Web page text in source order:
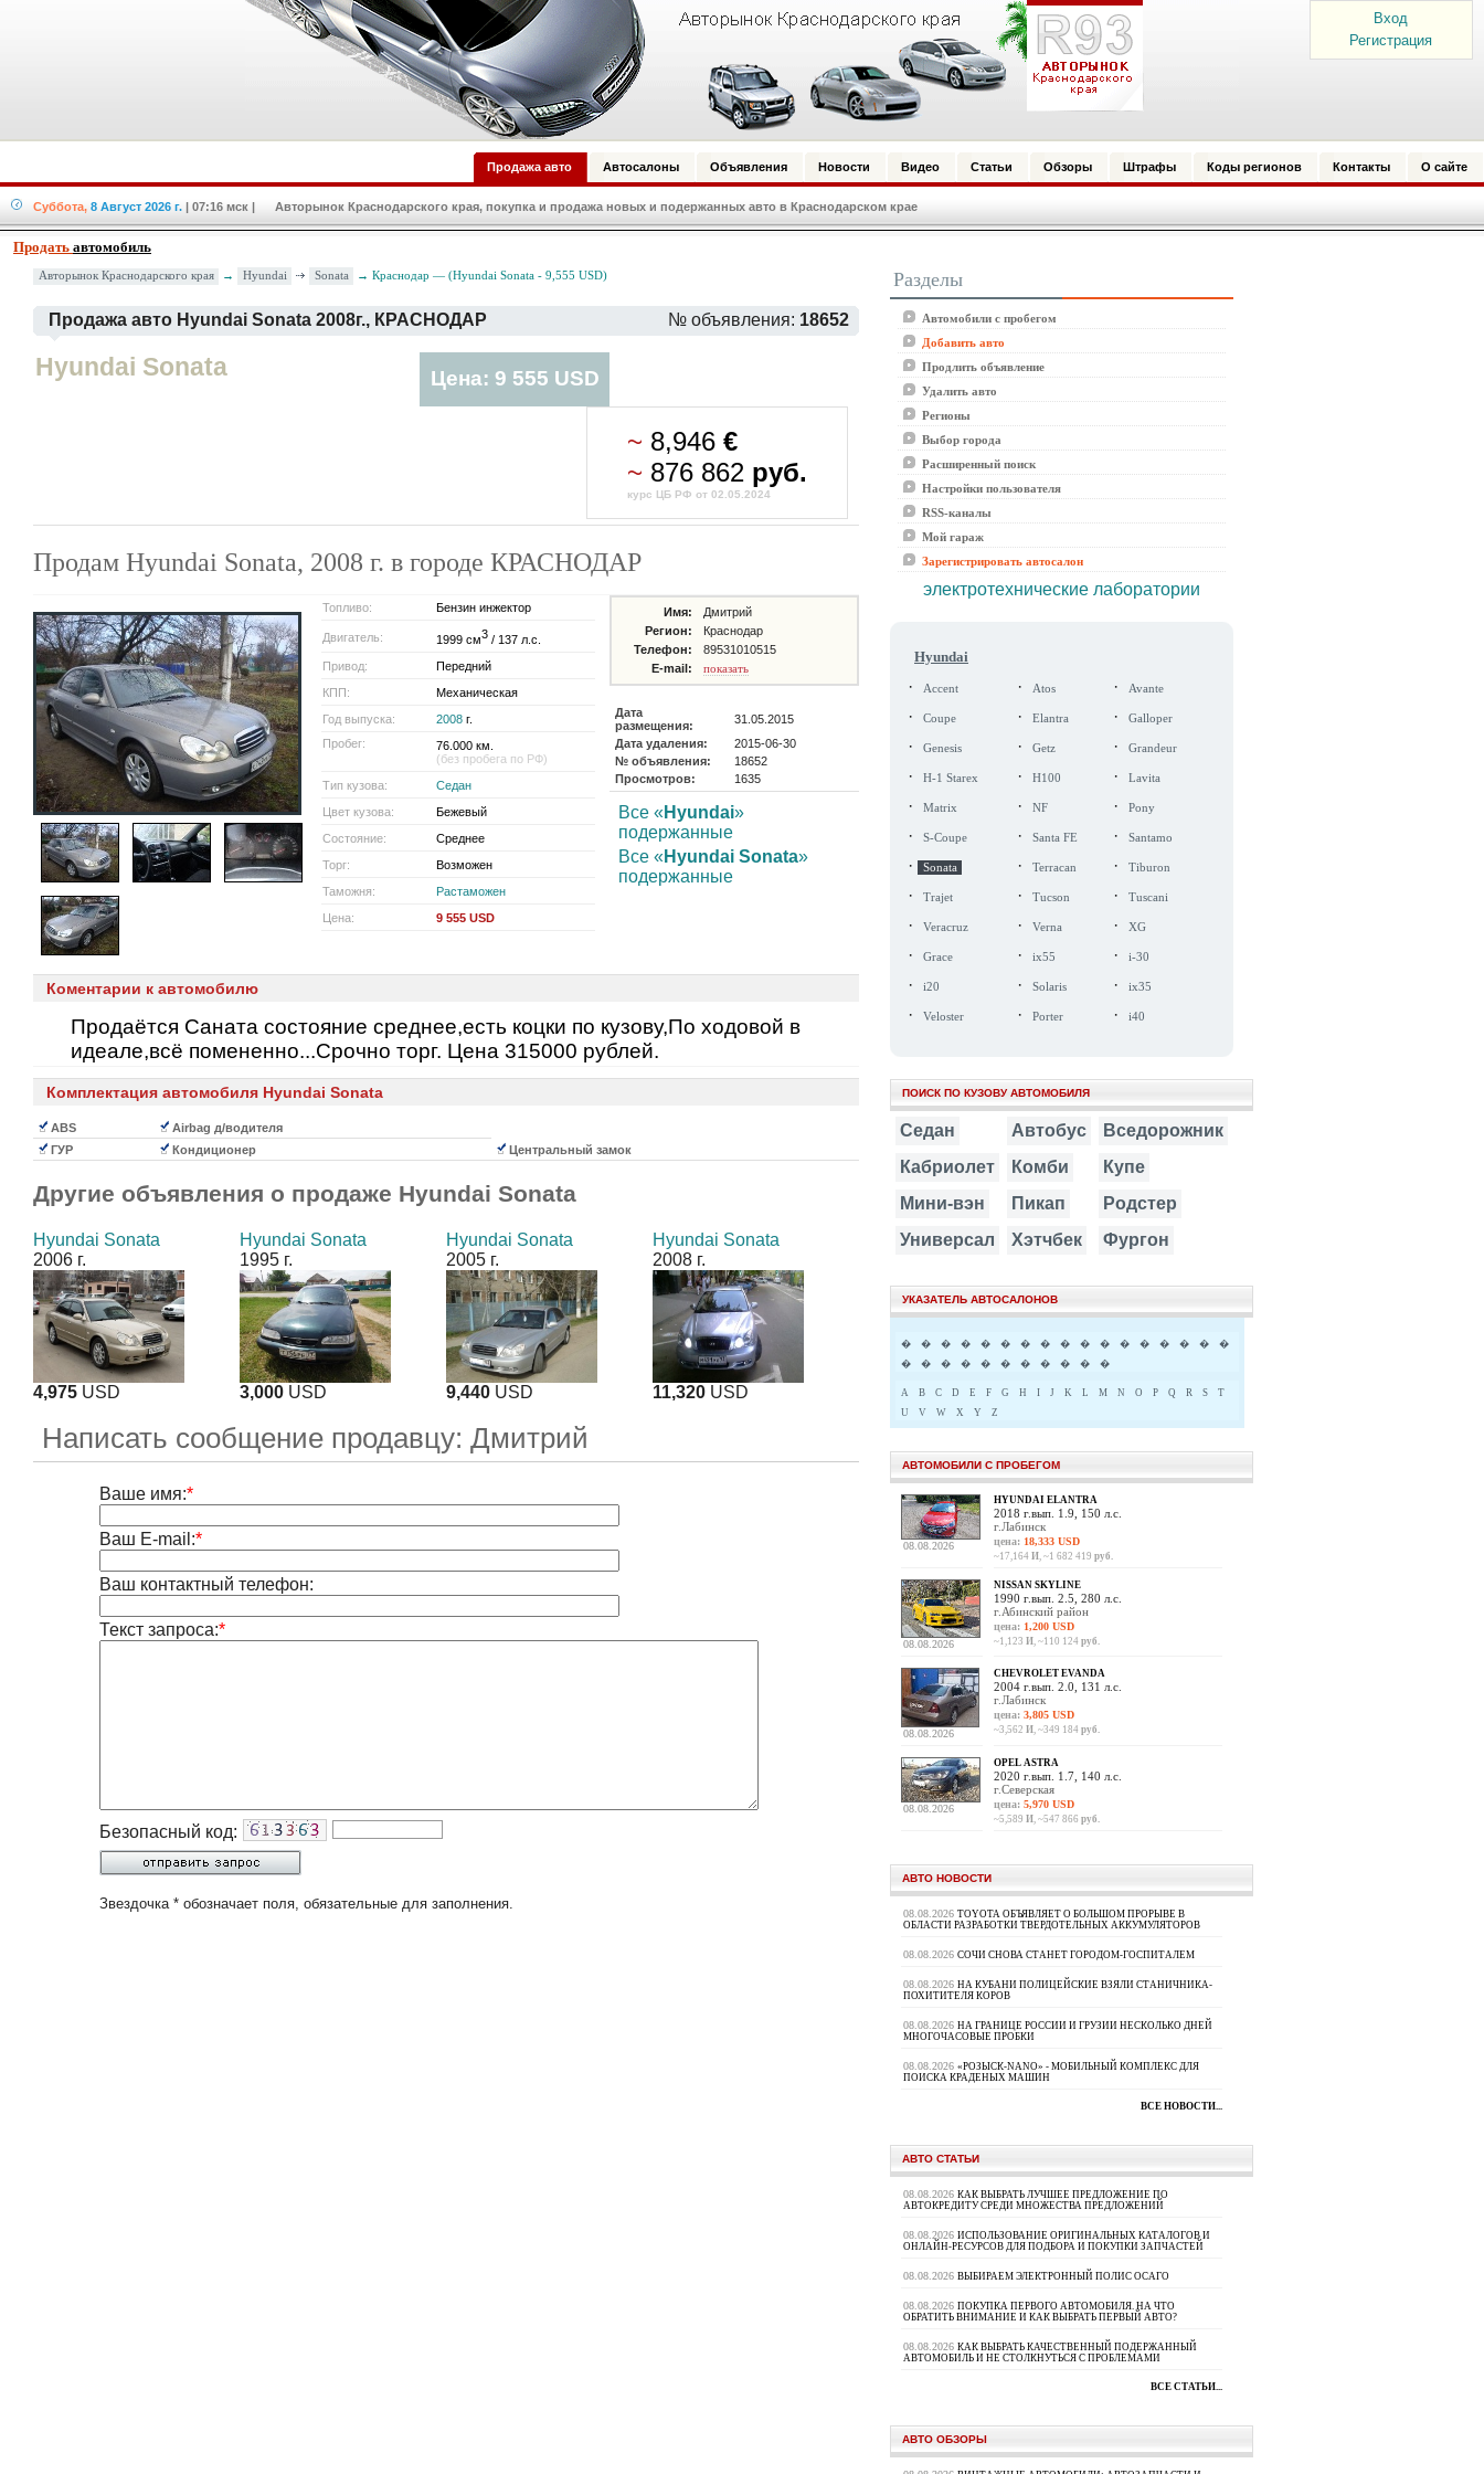
Вход
Регистрация
Продажа авто Автосалоны Объявления Новости Видео Статьи Обзоры Штрафы Коды регионов Контакты О сайте
Суббота, 8 Август 2026 г. | 07:16 мск | Авторынок Краснодарского края, покупка и продажа новых и подержанных авто в Краснодарском крае
Продать автомобиль
Авторынок Краснодарского края → Hyundai Sonata → Краснодар — (Hyundai Sonata - 9,555 USD)
Продажа авто Hyundai Sonata 2008г., КРАСНОДАР № объявления: 18652
Hyundai Sonata Цена: 9 555 USD
~ 8,946€
~ 876 862 руб.
курс ЦБ РФ от 02.05.2024
Продам Hyundai Sonata, 2008 г. в городе КРАСНОДАР
Топливо: Бензин инжектор
Двигатель: 1999 см3 / 137 л.с.
Привод:
Передний
КПП:
Механическая
Год выпуска:
2008 г.
Пробег:
76.000 км.
(без пробега по РФ)
Тип кузова:
Седан
Цвет кузова:
Бежевый
Состояние:
Среднее
Торг:
Возможен
Таможня:
Растаможен
Цена:
9 555 USD
Имя:
Дмитрий
Регион:
Краснодар
Телефон:
89531010515
E-mail:
показать
Дата
размещения:
31.05.2015
Дата удаления:
2015-06-30
№ объявления:
18652
Просмотров:
1635
Все « Hyundai»
подержанные
Все « Hyundai Sonata»
подержанные
Коментарии к автомобилю
Продаётся Саната состояние среднее,есть коцки по кузову,По ходовой в
идеале,всё помененно...Срочно торг. Цена 315000 рублей.
Комплектация автомобиля Hyundai Sonata
ABS
Airbag д/водителя
ГУР
Кондиционер Центральный замок
Другие объявления о продаже Hyundai Sonata
Hyundai Sonata
2006 г.
4,975 USD
Hyundai Sonata
1995 г.
3,000 USD
Hyundai Sonata
2005 г.
9,440 USD
Hyundai Sonata
2008 г.
11,320 USD
Написать сообщение продавцу: Дмитрий
Ваше имя:*
Ваш E-mail:*
Ваш контактный телефон:
Текст запроса:*
Безопасный код:
Звездочка * обозначает поля, обязательные для заполнения.
Разделы
Автомобили с пробегом
Добавить авто
Продлить объявление
Удалить авто
Регионы
Выбор города
Расширенный поиск
Настройки пользователя
RSS-каналы
Мой гараж
Зарегистрировать автосалон
электротехнические лаборатории
Hyundai
· Accent · Atos · Avante
· Coupe · Elantra · Galloper
· Genesis · Getz · Grandeur
· H-1 Starex · H100 · Lavita
· Matrix · NF · Pony
· S-Coupe · Santa FE · Santamo
· Sonata · Terracan · Tiburon
· Trajet · Tucson · Tuscani
· Veracruz · Verna · XG
· Grace · ix55 · i-30
· i20 · Solaris · ix35
· Veloster · Porter · i40
ПОИСК ПО КУЗОВУ АВТОМОБИЛЯ
Седан Автобус
Вседорожник
Кабриолет
Комби
Купе
Мини-вэн
Пикап
Родстер
Универсал
Хэтчбек Фургон
УКАЗАТЕЛЬ АВТОСАЛОНОВ
� � � � � � � � � � � � � � � �
�
�
� � � � � � � � � �
A B C D E F G H I J K L M N O P Q R S
T
U
V W X Y Z
АВТОМОБИЛИ С ПРОБЕГОМ
08.08.2026
HYUNDAI ELANTRA
2018 г.вып. 1.9, 150 л.с.
г.Лабинск
цена: 18,333 USD
~17,164 И, ~1 682 419 руб.
08.08.2026
NISSAN SKYLINE
1990 г.вып. 2.5, 280 л.с.
г.Абинский район
цена: 1,200 USD
~1,123 И, ~110 124 руб.
08.08.2026
CHEVROLET EVANDA
2004 г.вып. 2.0, 131 л.с.
г.Лабинск
цена: 3,805 USD
~3,562 И, ~349 184 руб.
08.08.2026
OPEL ASTRA
2020 г.вып. 1.7, 140 л.с.
г.Северская
цена: 5,970 USD
~5,589 И, ~547 866 руб.
АВТО НОВОСТИ
08.08.2026 TOYOTA ОБЪЯВЛЯЕТ О БОЛЬШОМ ПРОРЫВЕ В
ОБЛАСТИ РАЗРАБОТКИ ТВЕРДОТЕЛЬНЫХ АККУМУЛЯТОРОВ
08.08.2026 СОЧИ СНОВА СТАНЕТ ГОРОДОМ-ГОСПИТАЛЕМ
08.08.2026 НА КУБАНИ ПОЛИЦЕЙСКИЕ ВЗЯЛИ СТАНИЧНИКА-
ПОХИТИТЕЛЯ КОРОВ
08.08.2026 НА ГРАНИЦЕ РОССИИ И ГРУЗИИ НЕСКОЛЬКО ДНЕЙ
МНОГОЧАСОВЫЕ ПРОБКИ
08.08.2026 «РОЗЫСК-NANO» - МОБИЛЬНЫЙ КОМПЛЕКС ДЛЯ
ПОИСКА КРАДЕНЫХ МАШИН
ВСЕ НОВОСТИ...
АВТО СТАТЬИ
08.08.2026 КАК ВЫБРАТЬ ЛУЧШЕЕ ПРЕДЛОЖЕНИЕ ПО
АВТОКРЕДИТУ СРЕДИ МНОЖЕСТВА ПРЕДЛОЖЕНИЙ
08.08.2026 ИСПОЛЬЗОВАНИЕ ОРИГИНАЛЬНЫХ КАТАЛОГОВ И
ОНЛАЙН-РЕСУРСОВ ДЛЯ ПОДБОРА И ПОКУПКИ ЗАПЧАСТЕЙ
08.08.2026 ВЫБИРАЕМ ЭЛЕКТРОННЫЙ ПОЛИС ОСАГО
08.08.2026 ПОКУПКА ПЕРВОГО АВТОМОБИЛЯ. НА ЧТО
ОБРАТИТЬ ВНИМАНИЕ И КАК ВЫБРАТЬ ПЕРВЫЙ АВТО?
08.08.2026 КАК ВЫБРАТЬ КАЧЕСТВЕННЫЙ ПОДЕРЖАННЫЙ
АВТОМОБИЛЬ И НЕ СТОЛКНУТЬСЯ С ПРОБЛЕМАМИ
ВСЕ СТАТЬИ...
АВТО ОБЗОРЫ